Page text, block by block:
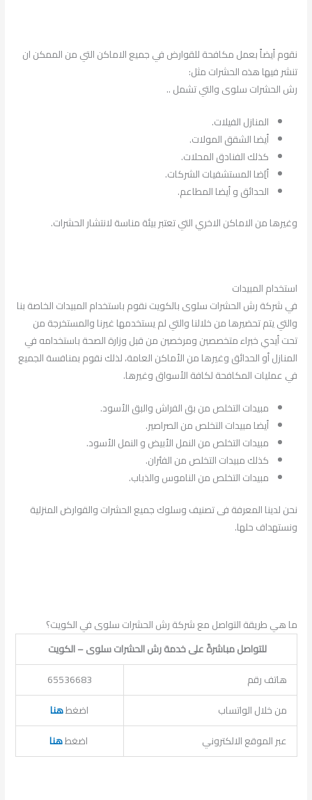
نقوم أيضاً بعمل مكافحة للقوارض في جميع الاماكن التي من الممكن ان
تنشر فيها هذه الحشرات مثل:
رش الحشرات سلوى والتي تشمل ..
المنازل الفيلات.
أيضا الشقق المولات.
كذلك الفنادق المحلات.
أ]ضا المستشفيات الشركات.
الحدائق و أيضا المطاعم.
وغيرها من الاماكن الاخري التي تعتبر بيئة مناسة لانتشار الحشرات.
استخدام المبيدات
في شركة رش الحشرات سلوى بالكويت نقوم باستخدام المبيدات الخاصة بنا
والتي يتم تحضيرها من خلالنا والتي لم يستخدمها غيرنا والمستخرجة من
تحت أيدي خبراء متخصصين ومرخصين من قبل وزارة الصحة باستخدامه في
المنازل أو الحدائق وغيرها من الأماكن العامة، لذلك نقوم بمنافسة الجميع
في عمليات المكافحة لكافة الأسواق وغيرها.
مبيدات التخلص من بق الفراش والبق الأسود.
أيضا مبيدات التخلص من الصراصير.
مبيدات التخلص من النمل الأبيض و النمل الأسود.
كذلك مبيدات التخلص من الفئران.
مبيدات التخلص من الناموس والذباب.
نحن لدينا المعرفة فى تصنيف وسلوك جميع الحشرات والقوارض المنزلية
ونستهداف حلها.
ما هي طريقة التواصل مع شركة رش الحشرات سلوى في الكويت؟
للتواصل مباشرةً على خدمة رش الحشرات سلوى – الكويت
هاتف رقم
65536683
من خلال الواتساب
اضغطهنا
عبر الموقع الالكتروني
اضغطهنا